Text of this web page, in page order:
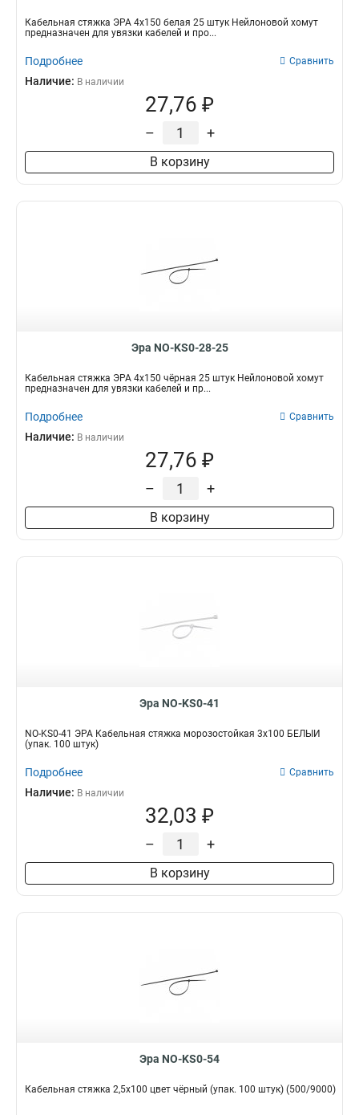
Кабельная стяжка ЭРА 4х150 белая 25 штук Нейлоновой хомут
предназначен для увязки кабелей и про...
Подробнее Сравнить
Наличие: В наличии
27,76 ₽
– +
В корзину
Эра NO-KS0-28-25
Кабельная стяжка ЭРА 4х150 чёрная 25 штук Нейлоновой хомут
предназначен для увязки кабелей и пр...
Подробнее Сравнить
Наличие: В наличии
27,76 ₽
– +
В корзину
Эра NO-KS0-41
NO-KS0-41 ЭРА Кабельная стяжка морозостойкая 3x100 БЕЛЫЙ
(упак. 100 штук)
Подробнее Сравнить
Наличие: В наличии
32,03 ₽
– +
В корзину
Эра NO-KS0-54
Кабельная стяжка 2,5х100 цвет чёрный (упак. 100 штук) (500/9000)